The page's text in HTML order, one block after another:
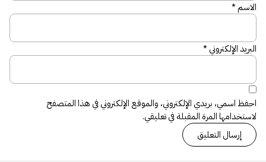
الاسم*
البريد الإلكتروني*
احفظ اسمي، بريدي الإلكتروني، والموقع الإلكتروني في هذا المتصفح
لاستخدامها المرة المقبلة في تعليقي.